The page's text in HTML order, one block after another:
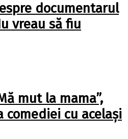
documentarul
vreau să fiu
mut la mama”,
comediei cu același